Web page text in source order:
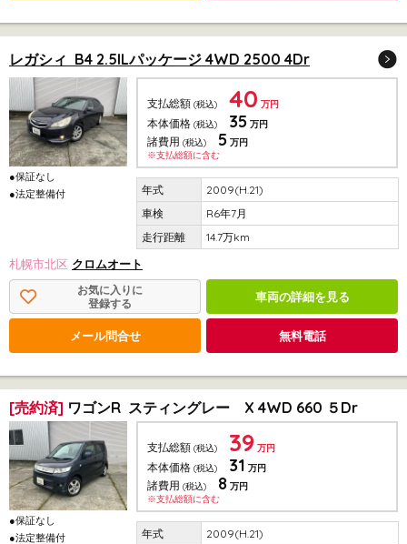
レガシィ B4 2.5ILパッケージ 4WD 2500 4Dr
●保証なし
●法定整備付
支払総額 (税込) 40 万円
本体価格 (税込) 35 万円
諸費用 (税込) 5 万円
※支払総額に含む
2009(H.21)
R6年7月
14.7万km
札幌市北区 クロムオート
お気に入りに
登録する
車両の詳細を見る
メール問合せ 無料電話
[売約済] ワゴンR スティングレー X 4WD 660 ５Dr
●保証なし
●法定整備付
支払総額 (税込) 39 万円
本体価格 (税込) 31 万円
諸費用 (税込) 8 万円
※支払総額に含む
2009(H.21)